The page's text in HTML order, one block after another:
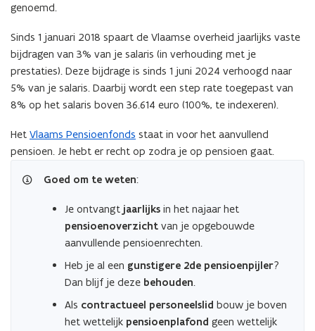
genoemd.
Sinds 1 januari 2018 spaart de Vlaamse overheid jaarlijks vaste
bijdragen van 3% van je salaris (in verhouding met je
prestaties). Deze bijdrage is sinds 1 juni 2024 verhoogd naar
5% van je salaris. Daarbij wordt een step rate toegepast van
8% op het salaris boven 36.614 euro (100%, te indexeren).
Het Vlaams Pensioenfonds staat in voor het aanvullend
pensioen. Je hebt er recht op zodra je op pensioen gaat.
Goed om te weten:
Je ontvangt jaarlijks in het najaar het
pensioenoverzicht van je opgebouwde
aanvullende pensioenrechten.
Heb je al een gunstigere 2de pensioenpijler?
Dan blijf je deze behouden.
Als contractueel personeelslid bouw je boven
het wettelijk pensioenplafond geen wettelijk